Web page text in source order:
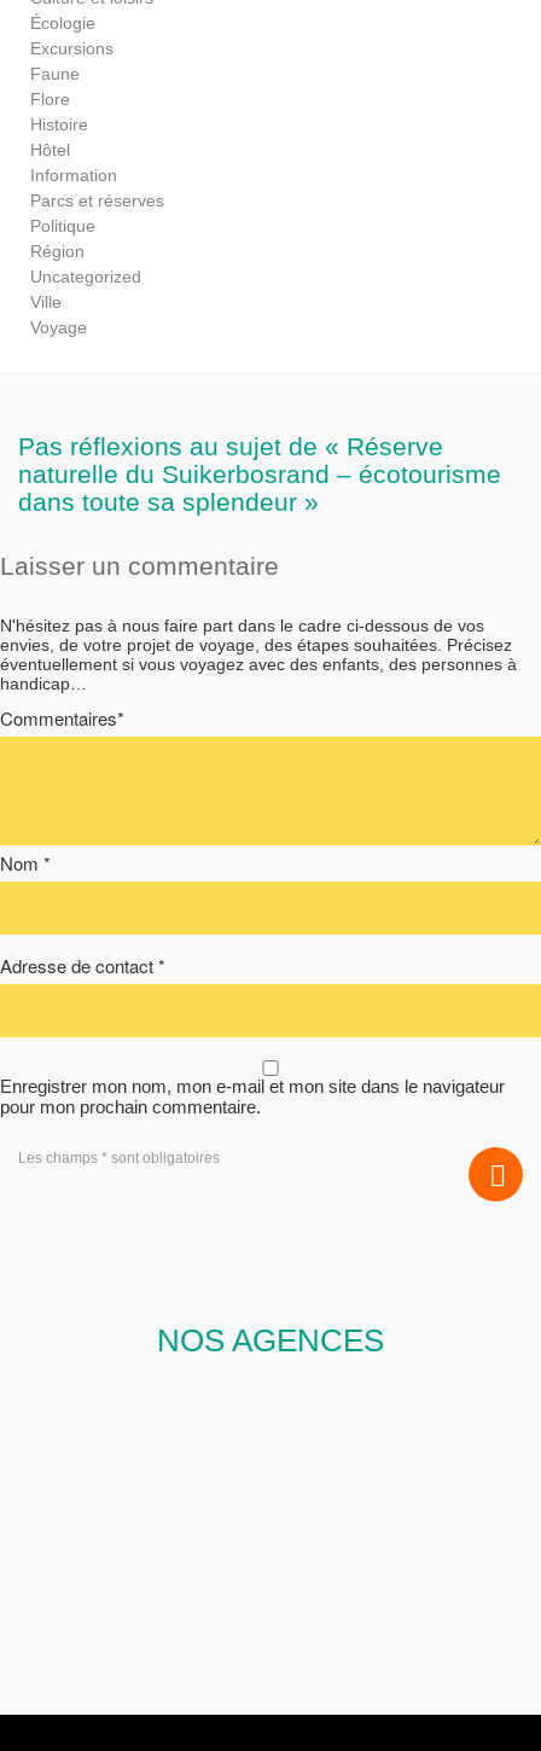
Écologie
Excursions
Faune
Flore
Histoire
Hôtel
Information
Parcs et réserves
Politique
Région
Uncategorized
Ville
Voyage
Pas réflexions au sujet de « Réserve
naturelle du Suikerbosrand – écotourisme
dans toute sa splendeur »
Laisser un commentaire
N'hésitez pas à nous faire part dans le cadre ci-dessous de vos
envies, de votre projet de voyage, des étapes souhaitées. Précisez
éventuellement si vous voyagez avec des enfants, des personnes à
handicap…
Commentaires*
Nom *
Adresse de contact *
Enregistrer mon nom, mon e-mail et mon site dans le navigateur
pour mon prochain commentaire.
Les champs * sont obligatoires
NOS AGENCES